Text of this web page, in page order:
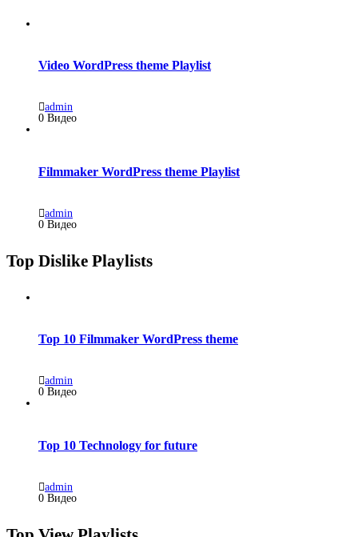
Video WordPress theme Playlist
admin
0 Видео
Filmmaker WordPress theme Playlist
admin
0 Видео
Top Dislike Playlists
Top 10 Filmmaker WordPress theme
admin
0 Видео
Top 10 Technology for future
admin
0 Видео